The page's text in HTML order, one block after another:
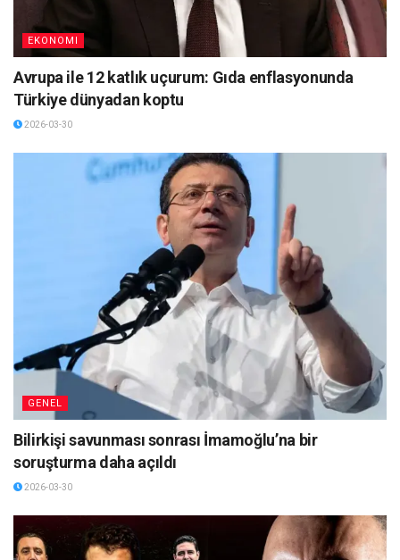
EKONOMI
Avrupa ile 12 katlık uçurum: Gıda enflasyonunda
Türkiye dünyadan koptu
2026-03-30
GENEL
Bilirkişi savunması sonrası İmamoğlu’na bir
soruşturma daha açıldı
2026-03-30